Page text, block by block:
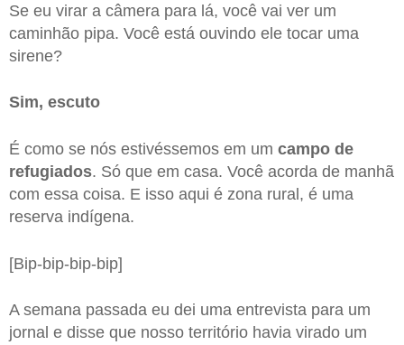
Se eu virar a câmera para lá, você vai ver um
caminhão pipa. Você está ouvindo ele tocar uma
sirene?
Sim, escuto
É como se nós estivéssemos em um campo de
refugiados. Só que em casa. Você acorda de manhã
com essa coisa. E isso aqui é zona rural, é uma
reserva indígena.
[Bip-bip-bip-bip]
A semana passada eu dei uma entrevista para um
jornal e disse que nosso território havia virado um